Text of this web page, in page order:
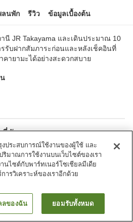
ลนพัก รีวิว ข้อมูลเบื้องต้น
นี JR Takayama และเดินประมาณ 10
รรับฝากสัมภาระก่อนและหลังเช็คอินที่
ายามะได้อย่างสะดวกสบาย
ที่พัก
ร้านอาหาร
ตู้จำหน่ายอัตโนมัติ
no Yu
หาห้องพัก
ประสบการณ์ใช้งานของผู้ใช้ และ
มาณการใช้งานบนเว็บไซต์ของเรา
นไซต์กับพาร์ทเนอร์โซเชียลมีเดีย
รวิเคราะห์ของเราอีกด้วย
ลของฉัน ยอมรับทั้งหมด